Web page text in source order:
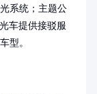
系统；主题公
车提供接驳服
型。